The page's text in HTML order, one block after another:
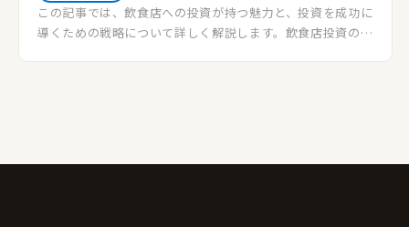
この記事では、飲食店への投資が持つ魅力と、投資を成功に
導くための戦略について詳しく解説します。飲食店投資のリ